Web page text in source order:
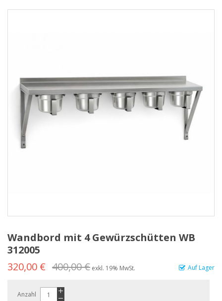
Wandbord mit 4 Gewürzschütten WB
312005
Auf Lager
320,00 € 400,00 € exkl. 19% MwSt.
Anzahl